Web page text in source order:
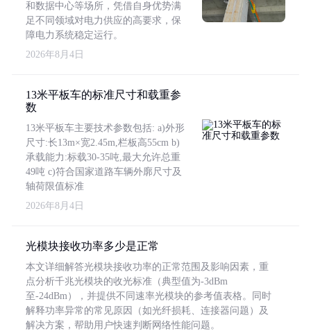
和数据中心等场所，凭借自身优势满
足不同领域对电力供应的高要求，保
障电力系统稳定运行。
2026年8月4日
13米平板车的标准尺寸和载重参
数
13米平板车主要技术参数包括: a)外形
尺寸:长13m×宽2.45m,栏板高55cm b)
承载能力:标载30-35吨,最大允许总重
49吨 c)符合国家道路车辆外廓尺寸及
轴荷限值标准
2026年8月4日
光模块接收功率多少是正常
本文详细解答光模块接收功率的正常范围及影响因素，重
点分析千兆光模块的收光标准（典型值为-3dBm
至-24dBm），并提供不同速率光模块的参考值表格。同时
解释功率异常的常见原因（如光纤损耗、连接器问题）及
解决方案，帮助用户快速判断网络性能问题。